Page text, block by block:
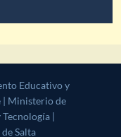
y Desarrollo
Cultura, Ciencia y
|CoverNews